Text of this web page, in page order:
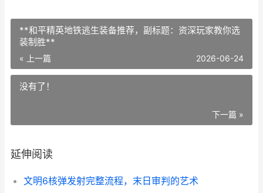
**和平精英地铁逃生装备推荐，副标题：资深玩家教你选
装制胜**
« 上一篇 2026-06-24
没有了！
下一篇 »
延伸阅读
文明6核弹发射完整流程，末日审判的艺术